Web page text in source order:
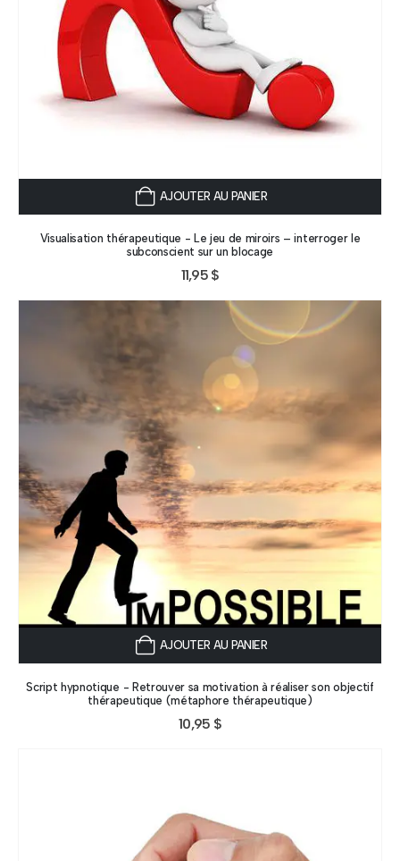
AJOUTER AU PANIER
Visualisation thérapeutique - Le jeu de miroirs – interroger le
subconscient sur un blocage
11,95 $
AJOUTER AU PANIER
Script hypnotique - Retrouver sa motivation à réaliser son objectif
thérapeutique (métaphore thérapeutique)
10,95 $